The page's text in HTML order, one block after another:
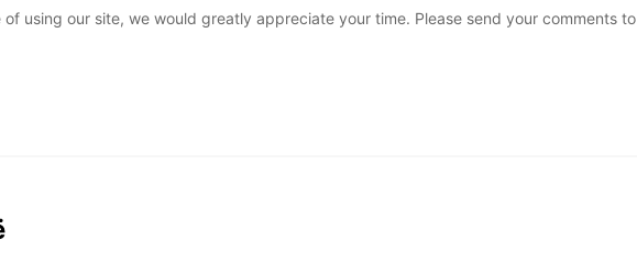
using our site, we would greatly appreciate your time. Please send your comments to